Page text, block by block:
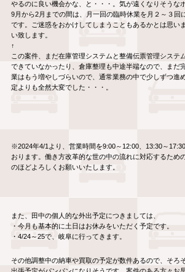
やるのに良い機会かな、と・・・。気が遠くなりそうな
9月から2月までの間は、月一回の臨時休業を月２～３回
です。ご迷惑をおかけしてしまうこともあるかとは思い
い致します。
↑
この案件、まだ在庫管理システムと整備伝票管理システ
できていなかったり、倉庫整理も中途半端なので、まだ
業はもう増やしづらいので、通常業務の中で少しずつ進
定よりも全然大変でした・・・。
※2024年4/1より、営業時間を9:00～12:00、13:30～
おります。働き方改革的な世の中の流れに対応するため
のほどよろしくお願いいたします。
また、田中の個人的な外出予定につきましては、
・今月も基本的に土日はお休みをいただく予定です。
・4/24～25で、岐阜に行ってきます。
その他調整中の納車や買取の予定が数件あるので、そろ